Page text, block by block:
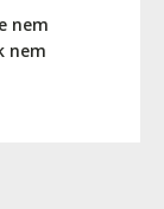
nem
nem